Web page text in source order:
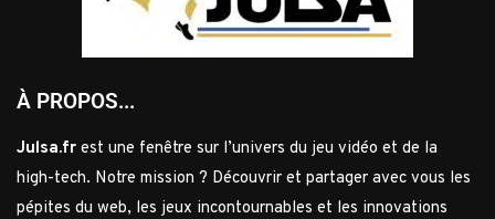
À PROPOS...
Julsa.fr est une fenêtre sur l’univers du jeu vidéo et de la
high-tech. Notre mission ? Découvrir et partager avec vous les
pépites du web, les jeux incontournables et les innovations